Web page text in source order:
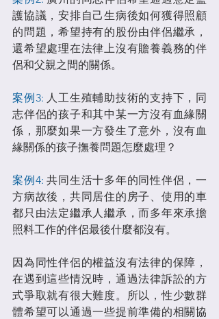
護協議，安排自己生病後如何獲得照顧
的問題，希望持有的股份由伴侶繼承，
還希望處理在法律上沒有贍養義務的伴
侶和父親之間的關係。
案例3: 人工生殖輔助技術的支持下，同
志伴侶的孩子和其中某一方沒有血緣關
係，那麼如果一方發生了意外，沒有血
緣關係的孩子撫養問題怎麼處理？
案例4: 共同生活十多年的同性伴侶，一
方病故後，共同居住的房子、使用的車
都只由法定繼承人繼承，而多年來承擔
照料工作的伴侶最後什麼都沒有。
因為同性伴侶的權益沒有法律的保障，
在遇到這些情況時，通過法律訴訟的方
式爭取就有很大難度。所以，性少數群
體希望可以通過一些提前準備的相關協